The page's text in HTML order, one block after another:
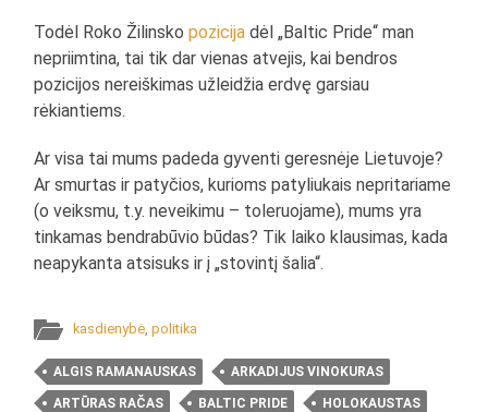
Todėl Roko Žilinskopozicija dėl „Baltic Pride“ man
nepriimtina, tai tik dar vienas atvejis, kai bendros
pozicijos nereiškimas užleidžia erdvę garsiau
rėkiantiems.
Ar visa tai mums padeda gyventi geresnėje Lietuvoje?
Ar smurtas ir patyčios, kurioms patyliukais nepritariame
(o veiksmu, t.y. neveikimu – toleruojame), mums yra
tinkamas bendrabūvio būdas? Tik laiko klausimas, kada
neapykanta atsisuks ir į „stovintį šalia“.
kasdienybė ,politika
ALGIS RAMANAUSKAS ARKADIJUS VINOKURAS
ARTŪRAS RAČAS BALTIC PRIDE HOLOKAUSTAS